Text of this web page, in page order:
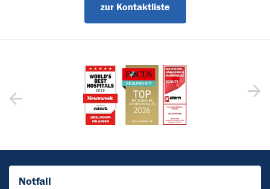
zur Kontaktliste
Notfall